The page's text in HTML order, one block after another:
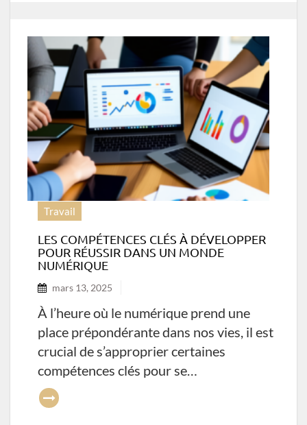
Travail
LES COMPÉTENCES CLÉS À DÉVELOPPER
POUR RÉUSSIR DANS UN MONDE
NUMÉRIQUE
mars 13, 2025
À l’heure où le numérique prend une
place prépondérante dans nos vies, il est
crucial de s’approprier certaines
compétences clés pour se…